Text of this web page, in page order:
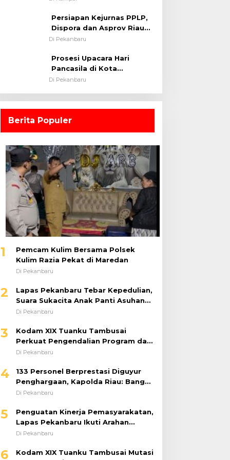
Persiapan Kejurnas PPLP,
Dispora dan Asprov Riau
Tinjau Kelayakan Rumput
Di Pekanbaru
Prosesi Upacara Hari
Pancasila di Kota
Pekanbaru Tetap Khidmat
Di Pekanbaru
Berita Populer
1
Pemcam Kulim Bersama Polsek
Kulim Razia Pekat di Maredan
Di Pekanbaru
2
Lapas Pekanbaru Tebar Kepedulian,
Suara Sukacita Anak Panti Asuhan
Kemuliaan Iringi Bantuan Sosial
Di Pekanbaru
3
Kodam XIX Tuanku Tambusai
Perkuat Pengendalian Program dan
Implementasi Doktrin TNI AD
Di Pekanbaru
4
133 Personel Berprestasi Diguyur
Penghargaan, Kapolda Riau: Bangun
Kepercayaan Publik dengan Karya
Di Pekanbaru
5
Penguatan Kinerja Pemasyarakatan,
Lapas Pekanbaru Ikuti Arahan
Dirjenpas Secara Virtual
Di Pekanbaru
6
Kodam XIX Tuanku Tambusai Mutasi